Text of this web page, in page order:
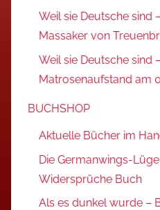
Weil sie Deutsche sind
Massaker von
Weil sie Deutsche sind
Matrosenaufstand am
BUCHSHOP
Aktuelle Bücher im
Die Germanwings-
Widersprüche Buch
Als es dunkel wurde –